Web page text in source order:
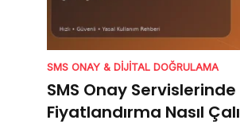
SMS ONAY & DIJITAL DOĞRULAMA
SMS Onay Servislerinde
Fiyatlandırma Nasıl